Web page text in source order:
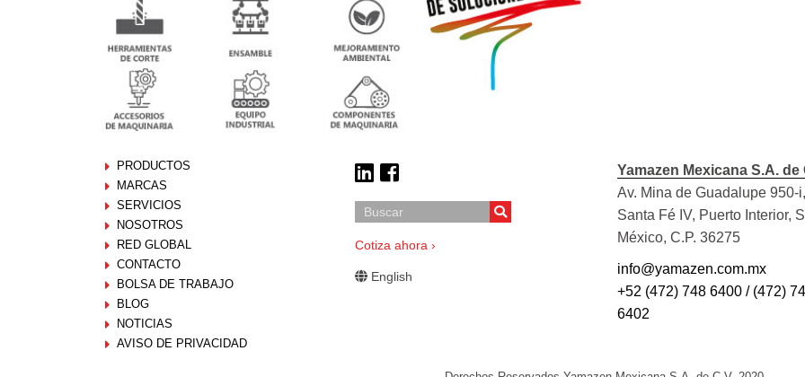
PRODUCTOS
MARCAS
SERVICIOS
NOSOTROS
RED GLOBAL
CONTACTO
BOLSA DE TRABAJO
BLOG
NOTICIAS
AVISO DE PRIVACIDAD
Cotiza ahora ›
English
Yamazen Mexicana S.A. de
Av. Mina de Guadalupe 950-
Santa Fé IV, Puerto Interior,
México, C.P. 36275
info@yamazen.com.mx
+52 (472) 748 6400 / (472)
6402